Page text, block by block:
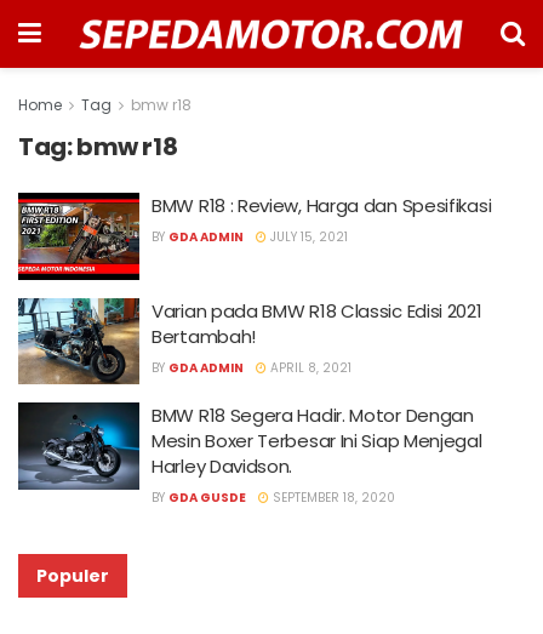
Home Tag bmw r18
Tag:bmw r18
BMW R18 : Review, Harga dan Spesifikasi
BY GDA ADMIN JULY 15, 2021
Varian pada BMW R18 Classic Edisi 2021
Bertambah!
BY GDA ADMIN APRIL 8, 2021
BMW R18 Segera Hadir. Motor Dengan
Mesin Boxer Terbesar Ini Siap Menjegal
Harley Davidson.
BY GDA GUSDE SEPTEMBER 18, 2020
Populer